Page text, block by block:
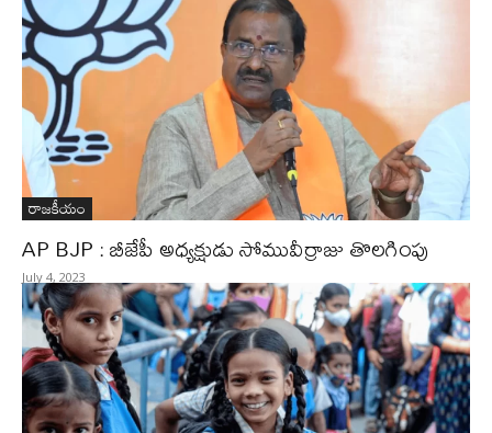
రాజకీయం
AP BJP : బీజేపీ అధ్యక్షుడు సోమువీర్రాజు తొలగింపు
July 4, 2023